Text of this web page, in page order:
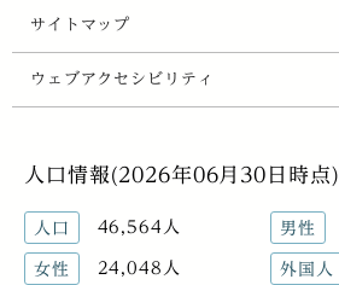
サイトマップ
ウェブアクセシビリティ
人口情報(2026年06月30日時点)
人口 46,564人 男性
女性 24,048人 外国人